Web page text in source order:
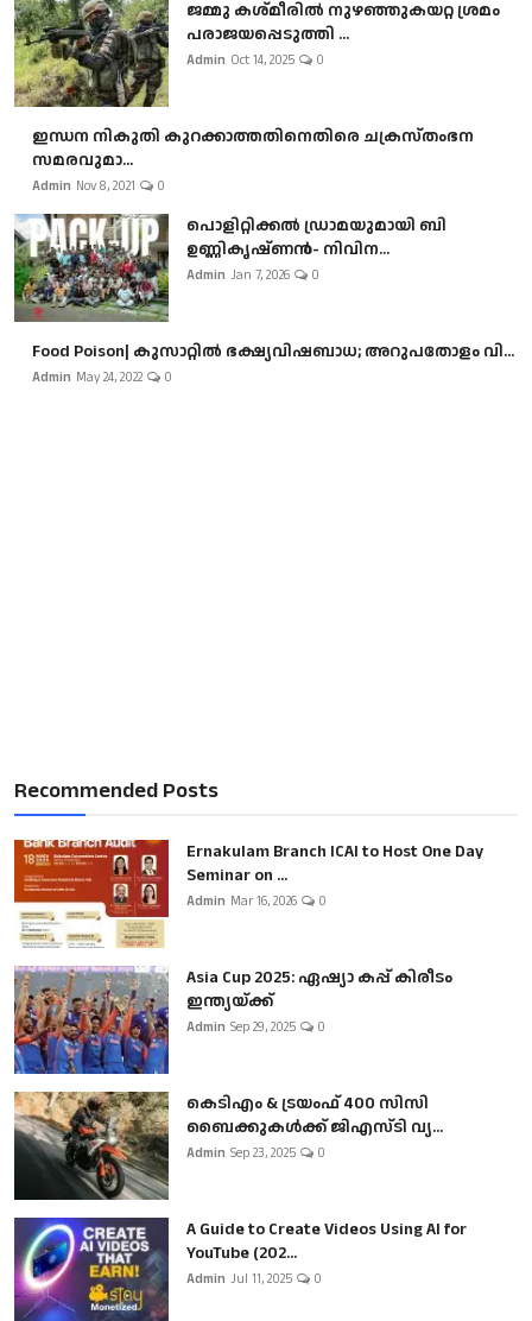
ജമ്മു കശ്മീരിൽ നുഴഞ്ഞുകയറ്റ ശ്രമം
പരാജയപ്പെടുത്തി ...
Admin Oct 14, 2025 0
ഇന്ധന നികുതി കുറക്കാത്തതിനെതിരെ ചക്രസ്തംഭന
സമരവുമാ...
Admin Nov 8, 2021 0
പൊളിറ്റിക്കല്‍ ഡ്രാമയുമായി ബി
ഉണ്ണികൃഷ്ണന്‍- നിവിന...
Admin Jan 7, 2026 0
Food Poison| കുസാറ്റില്‍ ഭക്ഷ്യവിഷബാധ; അറുപതോളം വി...
Admin May 24, 2022 0
Recommended Posts
Ernakulam Branch ICAI to Host One Day
Seminar on ...
Admin Mar 16, 2026 0
Asia Cup 2025: ഏഷ്യാ കപ്പ് കിരീടം
ഇന്ത്യയ്ക്ക്
Admin Sep 29, 2025 0
കെടിഎം & ട്രയംഫ് 400 സിസി
ബൈക്കുകൾക്ക് ജിഎസ്ടി വ്യ...
Admin Sep 23, 2025 0
A Guide to Create Videos Using AI for
YouTube (202...
Admin Jul 11, 2025 0